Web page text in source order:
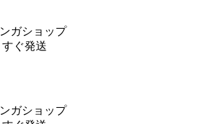
ガショップ
すぐ発送
ガショップ